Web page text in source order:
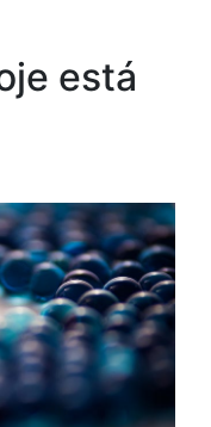
está